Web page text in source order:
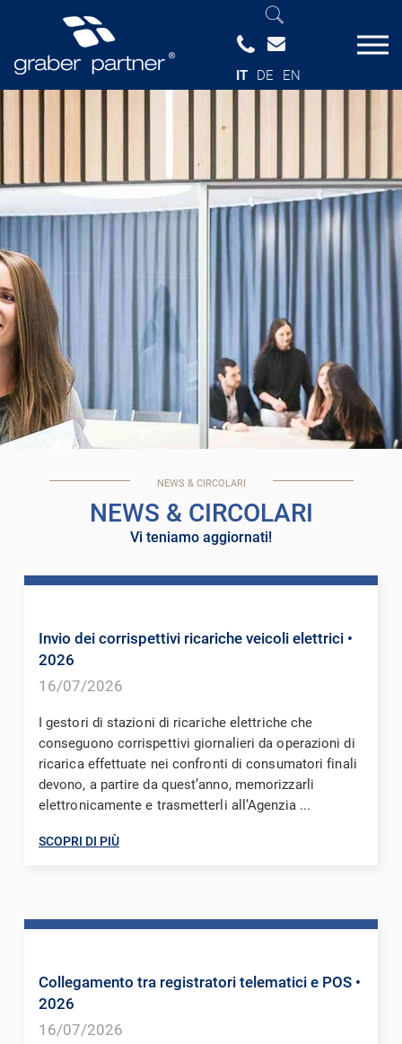
IT DE EN
NEWS & CIRCOLARI
NEWS & CIRCOLARI
Vi teniamo aggiornati!
Invio dei corrispettivi ricariche veicoli elettrici •
2026
16/07/2026
I gestori di stazioni di ricariche elettriche che
conseguono corrispettivi giornalieri da operazioni di
ricarica effettuate nei confronti di consumatori finali
devono, a partire da quest’anno, memorizzarli
elettronicamente e trasmetterli all’Agenzia ...
SCOPRI DI PIÙ
Collegamento tra registratori telematici e POS •
2026
16/07/2026